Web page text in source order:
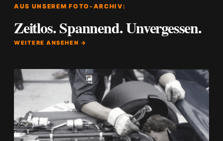
AUS UNSEREM FOTO-ARCHIV:
Zeitlos. Spannend. Unvergessen.
WEITERE ANSEHEN →